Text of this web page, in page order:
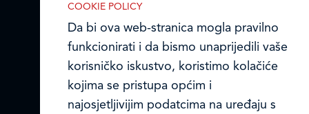
© LEDO plus d.o.o. 2026.
COOKIE POLICY
Da bi ova web-stranica mogla pravilno
funkcionirati i da bismo unaprijedili vaše
korisničko iskustvo, koristimo kolačiće
kojima se pristupa općim i
najosjetljivijim podatcima na uređaju s